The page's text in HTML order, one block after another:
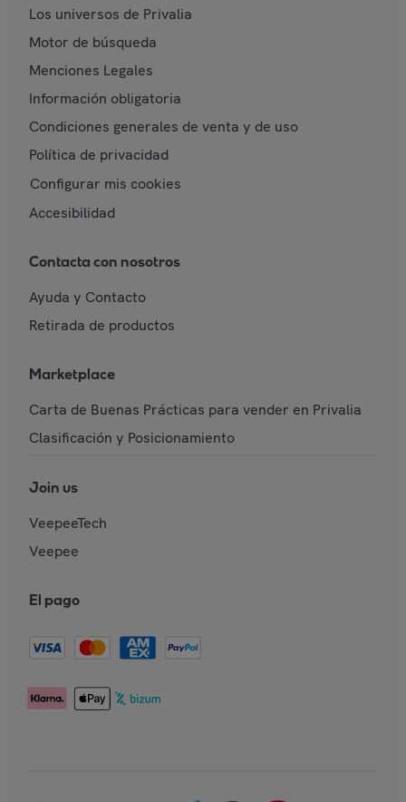
Los universos de Privalia
Motor de búsqueda
Menciones Legales
Información obligatoria
Condiciones generales de venta y de uso
Política de privacidad
Configurar mis cookies
Accesibilidad
Contacta con nosotros
Ayuda y Contacto
Retirada de productos
Marketplace
Carta de Buenas Prácticas para vender en Privalia
Clasificación y Posicionamiento
Join us
VeepeeTech
Veepee
El pago